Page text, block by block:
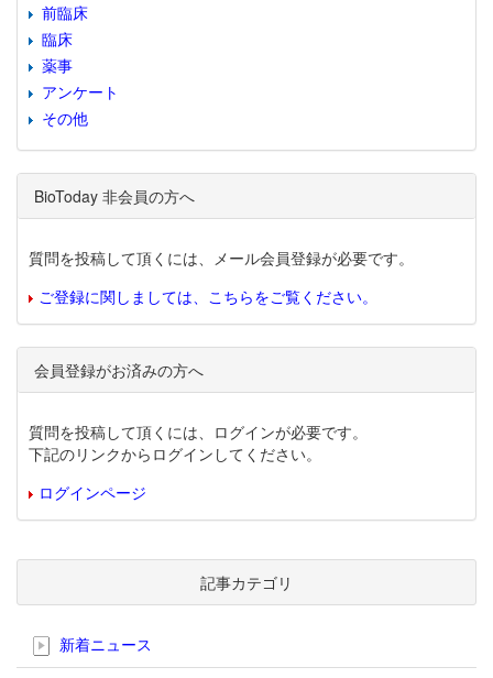
前臨床
臨床
薬事
アンケート
その他
BioToday 非会員の方へ
質問を投稿して頂くには、メール会員登録が必要です。
ご登録に関しましては、こちらをご覧ください。
会員登録がお済みの方へ
質問を投稿して頂くには、ログインが必要です。
下記のリンクからログインしてください。
ログインページ
記事カテゴリ
新着ニュース